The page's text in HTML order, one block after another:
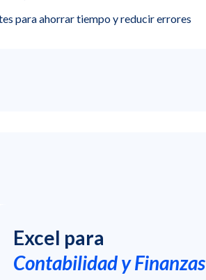
para ahorrar tiempo y reducir errores
Excel para
Contabilidad y Finanzas